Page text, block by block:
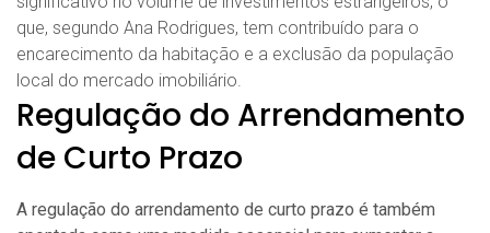
que, segundo Ana Rodrigues, tem contribuído para o
encarecimento da habitação e a exclusão da população
local do mercado imobiliário.
Regulação do Arrendamento
de Curto Prazo
A regulação do arrendamento de curto prazo é também